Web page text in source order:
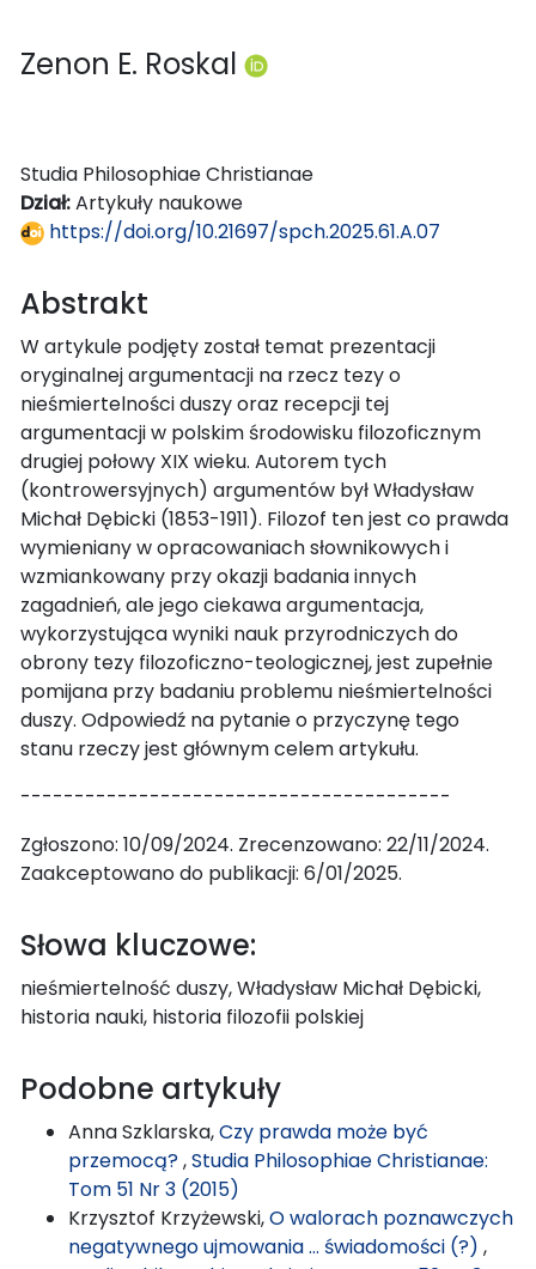
Zenon E. Roskal
Studia Philosophiae Christianae
Dział:Artykuły naukowe
https://doi.org/10.21697/spch.2025.61.A.07
Abstrakt
W artykule podjęty został temat prezentacji
oryginalnej argumentacji na rzecz tezy o
nieśmiertelności duszy oraz recepcji tej
argumentacji w polskim środowisku filozoficznym
drugiej połowy XIX wieku. Autorem tych
(kontrowersyjnych) argumentów był Władysław
Michał Dębicki (1853-1911). Filozof ten jest co prawda
wymieniany w opracowaniach słownikowych i
wzmiankowany przy okazji badania innych
zagadnień, ale jego ciekawa argumentacja,
wykorzystująca wyniki nauk przyrodniczych do
obrony tezy filozoficzno-teologicznej, jest zupełnie
pomijana przy badaniu problemu nieśmiertelności
duszy. Odpowiedź na pytanie o przyczynę tego
stanu rzeczy jest głównym celem artykułu.
----------------------------------------
Zgłoszono: 10/09/2024. Zrecenzowano: 22/11/2024.
Zaakceptowano do publikacji: 6/01/2025.
Słowa kluczowe:
nieśmiertelność duszy, Władysław Michał Dębicki,
historia nauki, historia filozofii polskiej
Podobne artykuły
Anna Szklarska,Czy prawda może być
przemocą?,Studia Philosophiae Christianae:
Tom 51 Nr 3 (2015)
Krzysztof Krzyżewski,O walorach poznawczych
negatywnego ujmowania … świadomości (?) ,